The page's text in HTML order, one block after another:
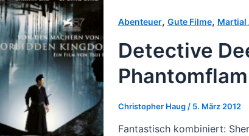
Abenteuer, Gute Filme, Martial
Detective
Christopher Haug / 5. März 2012
Fantastisch kombiniert: